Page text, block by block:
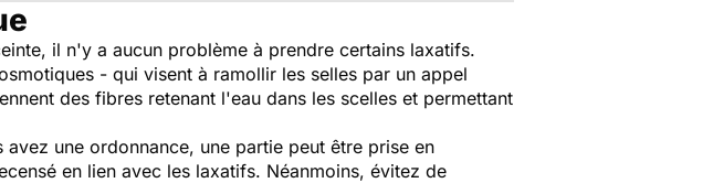
il n'y a aucun problème à prendre certains laxatifs.
- qui visent à ramollir les selles par un appel
des fibres retenant l'eau dans les scelles et permettant
avez une ordonnance, une partie peut être prise en
en lien avec les laxatifs. Néanmoins, évitez de